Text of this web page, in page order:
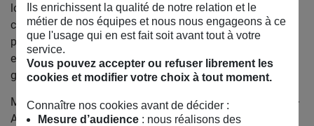
locales. Ce travail dans les territoires français, auprès de
citoyens et citoyennes engagés dans des campagnes de
plaidoyer local et en lien avec les élus locaux, nationaux et
européens et de nombreuses autres ONG, a renforcé son
goût pour la coordination de campagnes et la stratégie.
Militante depuis 2018 au sein du mouvement Alternatiba –
ANV COP21, elle a aussi eu l’occasion de monter et
Ils enrichissent la qualité de notre relation et le
métier de nos équipes et nous nous engageons à ce
que l'usage qui en est fait soit avant tout à votre
service.
Vous pouvez accepter ou refuser librement les
cookies et modifier votre choix à tout moment.
Connaître nos cookies avant de décider :
Mesure d’audience: nous réalisons des